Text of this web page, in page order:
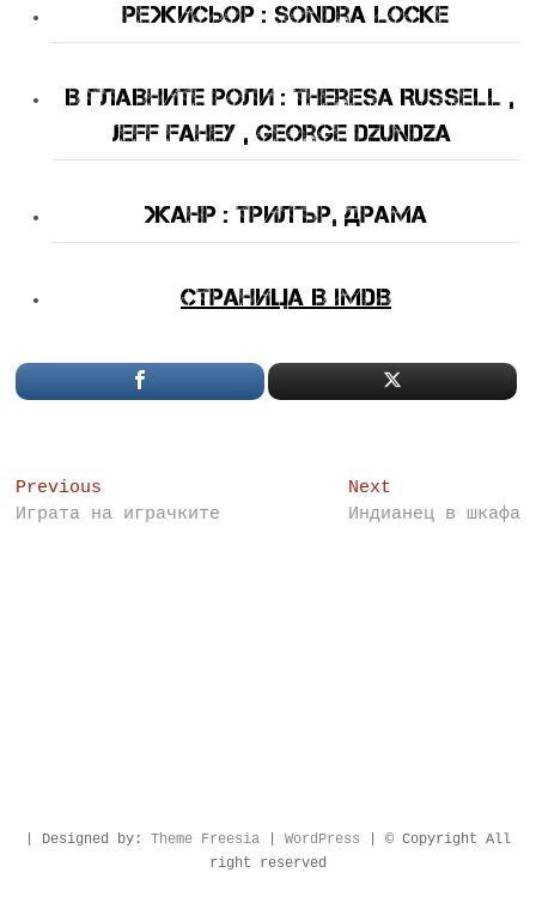
Режисьор : Sondra Locke
В Главните Роли : Theresa Russell ,
Jeff Fahey , George Dzundza
Жанр : трилър, драма
Страница в IMDB
Post
navigation
Previous
post:
Играта на играчките
NextNext
post:
Индианец в шкафа
| Designed by: Theme Freesia| WordPress | © Copyright All
right reserved